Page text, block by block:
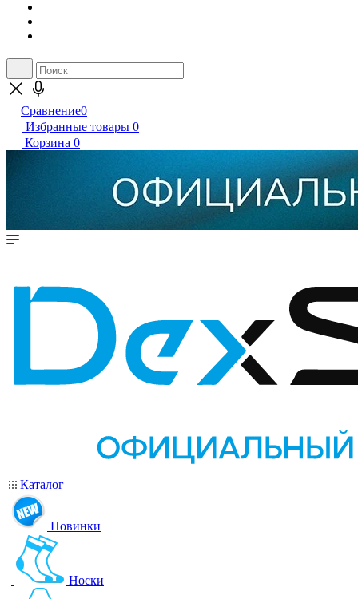
Сравнение0
Избранные товары 0
Корзина 0
Каталог
Новинки
Носки